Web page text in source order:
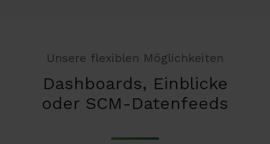
Unsere flexiblen Möglichkeiten
Dashboards, Einblicke
oder SCM-Datenfeeds